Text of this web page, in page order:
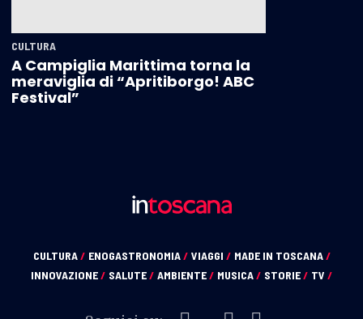
CULTURA
A Campiglia Marittima torna la
meraviglia di “Apritiborgo! ABC
Festival”
CULTURA/ ENOGASTRONOMIA/ VIAGGI / MADE IN TOSCANA/
INNOVAZIONE/ SALUTE/ AMBIENTE/ MUSICA/ STORIE/ TV /